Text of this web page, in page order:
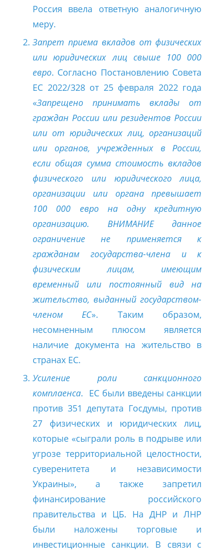
Россия ввела ответную аналогичную
меру.
Запрет приема вкладов от физических
или юридических лиц свыше 100 000
евро. Согласно Постановлению Совета
ЕС 2022/328 от 25 февраля 2022 года
«Запрещено принимать вклады от
граждан России или резидентов России
или от юридических лиц, организаций
или органов, учрежденных в России,
если общая сумма стоимость вкладов
физического или юридического лица,
организации или органа превышает
100 000 евро на одну кредитную
организацию. ВНИМАНИЕ данное
ограничение не применяется к
гражданам государства-члена и к
физическим лицам, имеющим
временный или постоянный вид на
жительство, выданный государством-
членом ЕС». Таким образом,
несомненным плюсом является
наличие документа на жительство в
странах ЕС.
Усиление роли санкционного
комплаенса. ЕС были введены санкции
против 351 депутата Госдумы, против
27 физических и юридических лиц,
которые «сыграли роль в подрыве или
угрозе территориальной целостности,
суверенитета и независимости
Украины», а также запретил
финансирование российского
правительства и ЦБ. На ДНР и ЛНР
были наложены торговые и
инвестиционные санкции. В связи с